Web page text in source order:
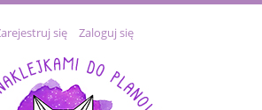
się Zaloguj się